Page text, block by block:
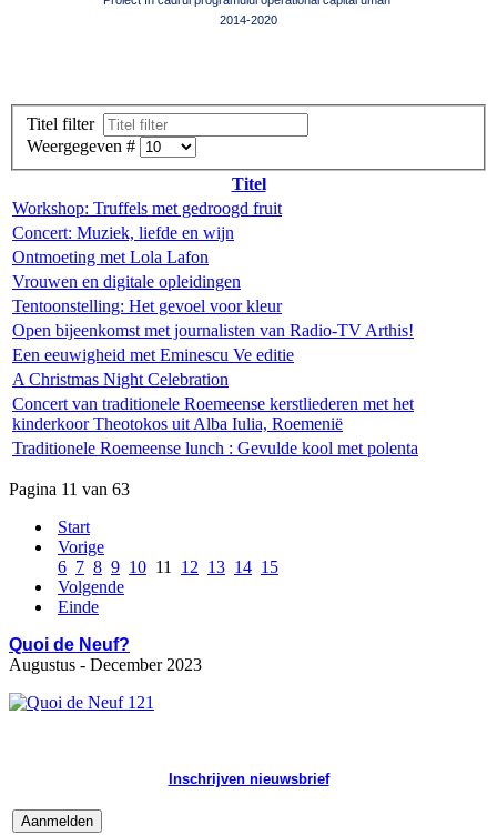
2014-2020
Titel filter
Weergegeven #
Titel
Workshop: Truffels met gedroogd fruit
Concert: Muziek, liefde en wijn
Ontmoeting met Lola Lafon
Vrouwen en digitale opleidingen
Tentoonstelling: Het gevoel voor kleur
Open bijeenkomst met journalisten van Radio-TV Arthis!
Een eeuwigheid met Eminescu Ve editie
A Christmas Night Celebration
Concert van traditionele Roemeense kerstliederen met het
kinderkoor Theotokos uit Alba Iulia, Roemenië
Traditionele Roemeense lunch : Gevulde kool met polenta
Pagina 11 van 63
Start
Vorige
6 7 8 9 10 11 12 13 14 15
Volgende
Einde
Quoi de Neuf?
Augustus - December 2023
Inschrijven nieuwsbrief